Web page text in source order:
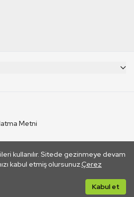
kullanılır. Sitede gezinmeye devam
kabul etmiş olursunuz.Çerez
Kabul et
Metni
TRT. Bağlantı yoluyla gidilen dış